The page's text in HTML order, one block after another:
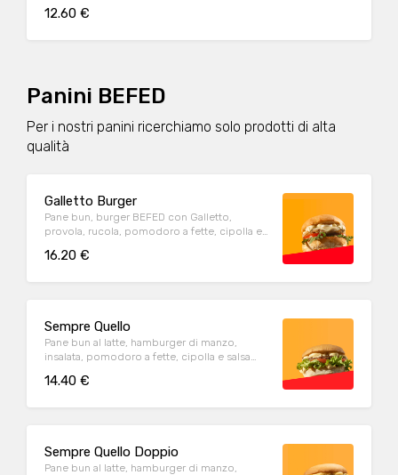
12.60 €
Panini BEFED
Per i nostri panini ricerchiamo solo prodotti di alta
qualità
Galletto Burger
Pane bun, burger BEFED con Galletto,
provola, rucola, pomodoro a fette, cipolla e
16.20 €
Sempre Quello
Pane bun al latte, hamburger di manzo,
insalata, pomodoro a fette, cipolla e salsa
14.40 €
Sempre Quello Doppio
Pane bun al latte, hamburger di manzo,